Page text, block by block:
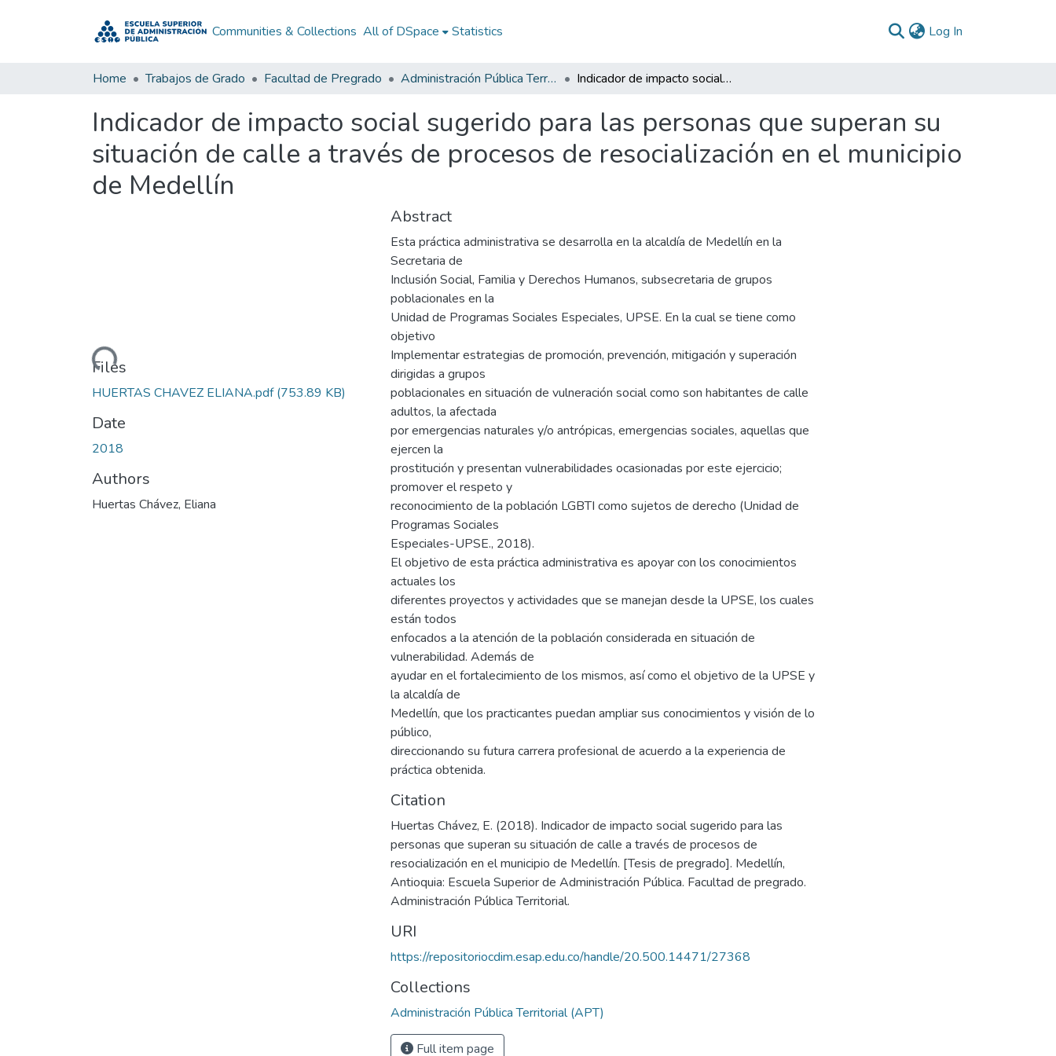
Communities & Collections All of DSpace Statistics Log In
Home Trabajos de Grado Facultad de Pregrado Administración Pública Territorial (APT) Indicador de impacto social sugerido para las personas que superan su situación de calle a través de procesos de resocialización en el municipio de Medellín
Indicador de impacto social sugerido para las personas que superan su
situación de calle a través de procesos de resocialización en el municipio
de Medellín
Loading...
Files
HUERTAS CHAVEZ ELIANA.pdf(753.89 KB)
Date
2018
Authors
Huertas Chávez, Eliana
Abstract
Esta práctica administrativa se desarrolla en la alcaldía de Medellín en la
Secretaria de
Inclusión Social, Familia y Derechos Humanos, subsecretaria de grupos
poblacionales en la
Unidad de Programas Sociales Especiales, UPSE. En la cual se tiene como
objetivo
Implementar estrategias de promoción, prevención, mitigación y superación
dirigidas a grupos
poblacionales en situación de vulneración social como son habitantes de calle
adultos, la afectada
por emergencias naturales y/o antrópicas, emergencias sociales, aquellas que
ejercen la
prostitución y presentan vulnerabilidades ocasionadas por este ejercicio;
promover el respeto y
reconocimiento de la población LGBTI como sujetos de derecho (Unidad de
Programas Sociales
Especiales-UPSE., 2018).
El objetivo de esta práctica administrativa es apoyar con los conocimientos
actuales los
diferentes proyectos y actividades que se manejan desde la UPSE, los cuales
están todos
enfocados a la atención de la población considerada en situación de
vulnerabilidad. Además de
ayudar en el fortalecimiento de los mismos, así como el objetivo de la UPSE y
la alcaldía de
Medellín, que los practicantes puedan ampliar sus conocimientos y visión de lo
público,
direccionando su futura carrera profesional de acuerdo a la experiencia de
práctica obtenida.
Citation
Huertas Chávez, E. (2018). Indicador de impacto social sugerido para las
personas que superan su situación de calle a través de procesos de
resocialización en el municipio de Medellín. [Tesis de pregrado]. Medellín,
Antioquia: Escuela Superior de Administración Pública. Facultad de pregrado.
Administración Pública Territorial.
URI
https://repositoriocdim.esap.edu.co/handle/20.500.14471/27368
Collections
Administración Pública Territorial (APT)
Full item page